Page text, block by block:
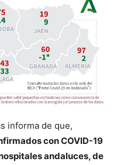
informa de que,
con COVID-19
andaluces, de